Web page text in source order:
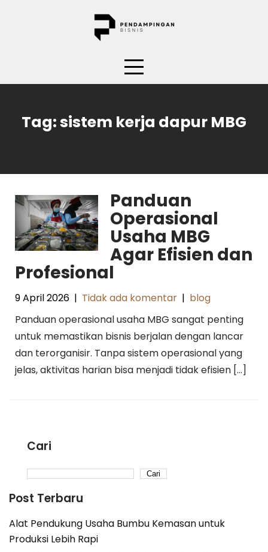
Tag:sistem kerja dapur MBG
Panduan
Operasional
Usaha MBG
Agar Efisien dan
Profesional
9 April 2026 | Tidak ada komentar | blog
Panduan operasional usaha MBG sangat penting
untuk memastikan bisnis berjalan dengan lancar
dan terorganisir. Tanpa sistem operasional yang
jelas, aktivitas harian bisa menjadi tidak efisien […]
Cari
Cari
Post Terbaru
Alat Pendukung Usaha Bumbu Kemasan untuk
Produksi Lebih Rapi